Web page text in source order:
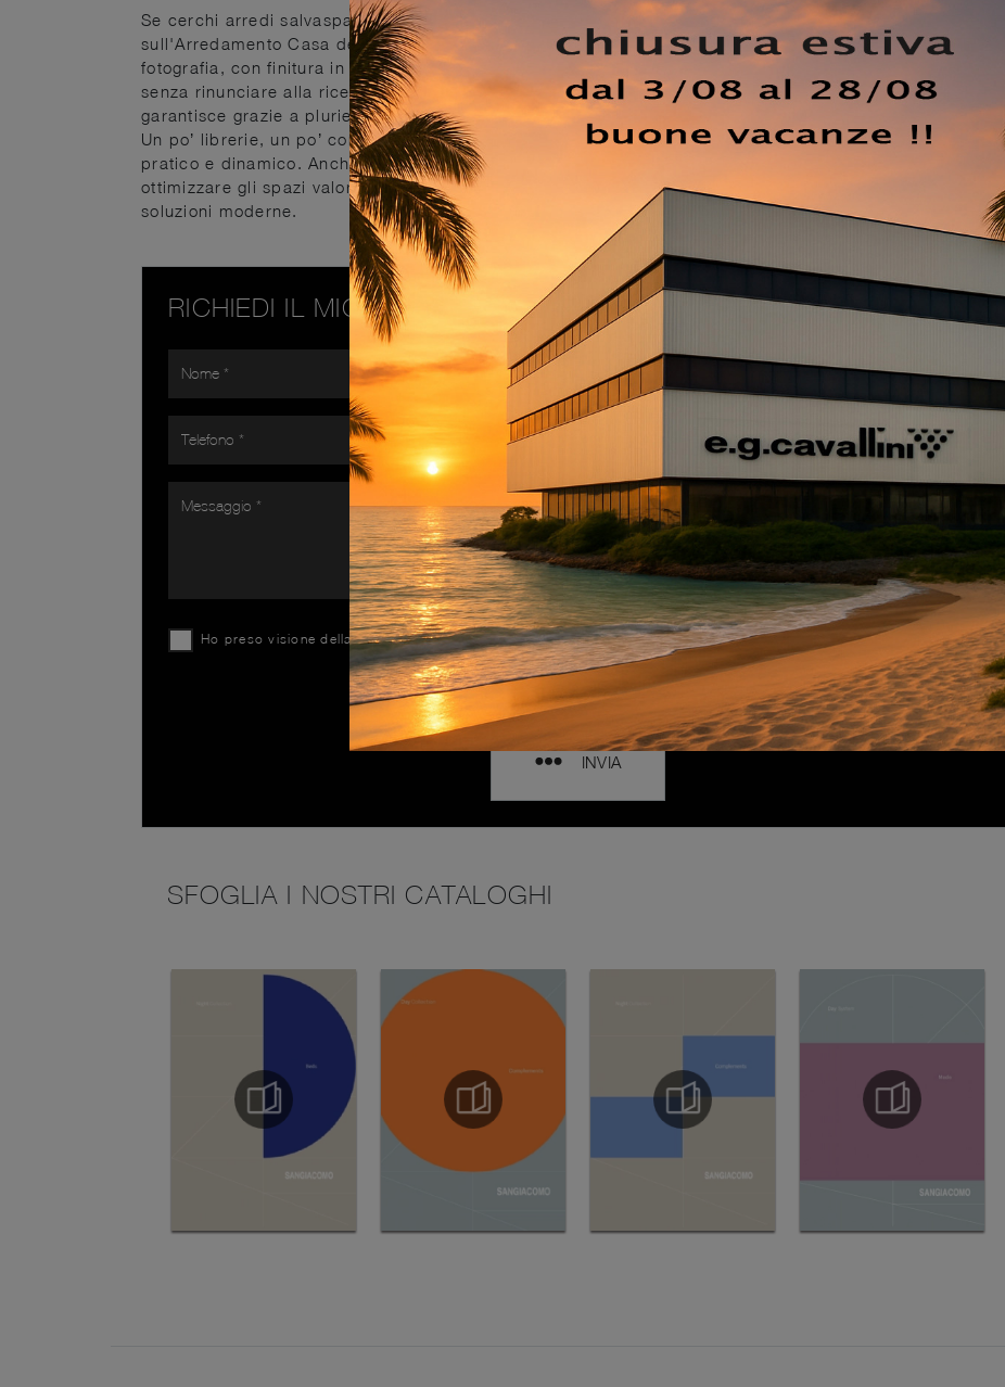
Se cerchi arredi salvaspazio e realizzabili su misura per te, contattaci e ottieni informazioni
sull'Arredamento Casa delle migliori marche. La
Parete Attrezzata Modo M6C67 di Sangiacomo
fotografia, con finitura in laccato opaco, risolve le più particolari problematiche abitative di spazio e stile
senza rinunciare alla ricerca estetica. Questa soluzione costituisce tutta l'eccellenza che il marchio
garantisce grazie a pluriennale professionalità e grande dedizione nel settore dell'arredo e del design.
Un po’ librerie, un po’ contenitori ed espositori: le Pareti Attrezzate sono ideali per arredare uno spazio
pratico e dinamico. Anche in un soggiorno di dimensioni contenute, questo tipo di arredo riesce a
ottimizzare gli spazi valorizzando ogni angolo e garantendo componibilità personalizzabile tipica delle
soluzioni moderne.
RICHIEDI IL MIGLIOR PREZZO
Ho preso visione dellaPrivacy Policy
INVIA
SFOGLIA I NOSTRI CATALOGHI